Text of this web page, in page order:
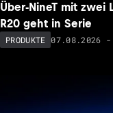
Über-NineT mit zwei
R20 geht in Serie
PRODUKTE 07.08.2026